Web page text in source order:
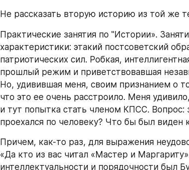
Не рассказать вторую историю из той же
Практические занятия по "Истории».
характеристики: этакий постсоветский
патриотических сил. Робкая,
прошлый режим и приветствовавшая
Но, удивившая меня, своим признанием о
что это ее очень расстроило. Меня
и тут попытка стать членом КПСС. Вопрос:
проехался по человеку? Что бы был виден
Причем, как-то раз, для выражения
«Да кто из вас читал «Мастер и
интеллектуальности и порядочности был